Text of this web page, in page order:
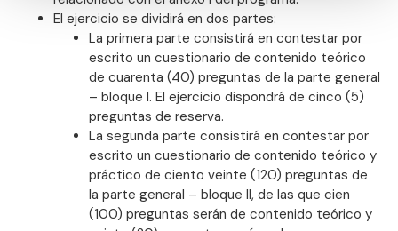
El ejercicio se dividirá en dos partes:
La primera parte consistirá en contestar por
escrito un cuestionario de contenido teórico
de cuarenta (40) preguntas de la parte general
– bloque I. El ejercicio dispondrá de cinco (5)
preguntas de reserva.
La segunda parte consistirá en contestar por
escrito un cuestionario de contenido teórico y
práctico de ciento veinte (120) preguntas de
la parte general – bloque II, de las que cien
(100) preguntas serán de contenido teórico y